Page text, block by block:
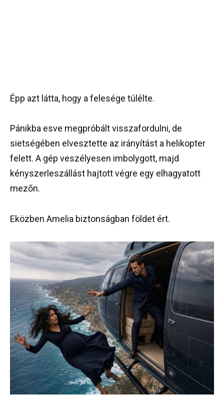
Épp azt látta, hogy a felesége túlélte.
Pánikba esve megpróbált visszafordulni, de
sietségében elvesztette az irányítást a helikopter
felett. A gép veszélyesen imbolygott, majd
kényszerleszállást hajtott végre egy elhagyatott
mezőn.
Eközben Amelia biztonságban földet ért.